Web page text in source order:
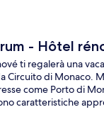
- Hôtel
ti regalerà una
Circuito di Monaco.
come Porto di
caratteristiche